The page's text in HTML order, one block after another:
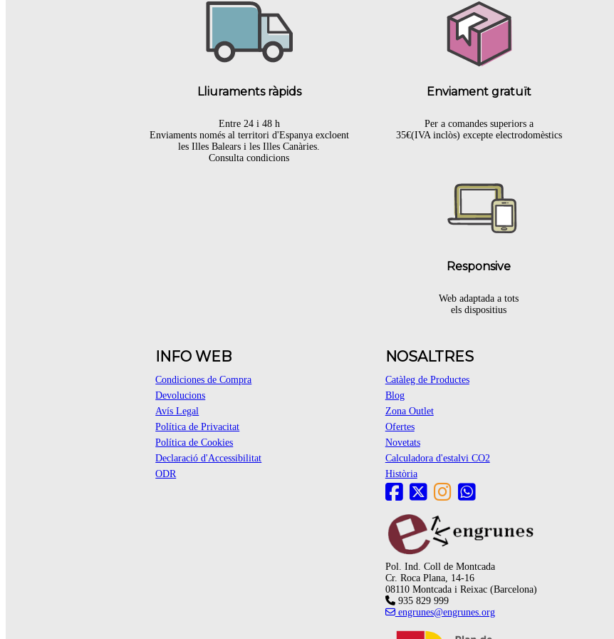
Lliuraments ràpids
Entre 24 i 48 h
Enviaments només al territori d'Espanya excloent
les Illes Balears i les Illes Canàries.
Consulta condicions
Enviament gratuït
Per a comandes superiors a
35€(IVA inclòs) excepte electrodomèstics
Responsive
Web adaptada a tots
els dispositius
INFO WEB
Condiciones de Compra
Devolucions
Avís Legal
Política de Privacitat
Política de Cookies
Declaració d'Accessibilitat
ODR
NOSALTRES
Catàleg de Productes
Blog
Zona Outlet
Ofertes
Novetats
Calculadora d'estalvi CO2
Història
Pol. Ind. Coll de Montcada
Cr. Roca Plana, 14-16
08110 Montcada i Reixac (Barcelona)
935 829 999
engrunes@engrunes.org